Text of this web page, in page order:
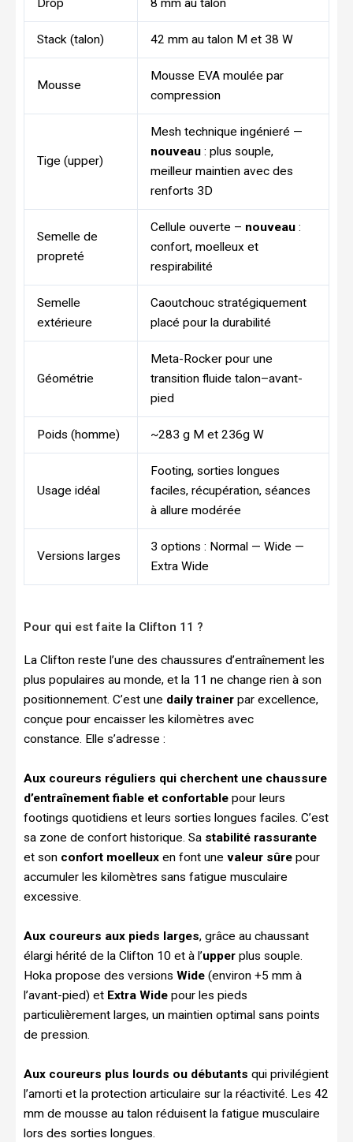
Drop 8 mm au talon
Stack (talon) 42 mm au talon M et 38 W
Mousse
Mousse EVA moulée par
compression
Tige (upper)
Mesh technique ingénieré —
nouveau: plus souple,
meilleur maintien avec des
renforts 3D
Semelle de
propreté
Cellule ouverte – nouveau:
confort, moelleux et
respirabilité
Semelle
extérieure
Caoutchouc stratégiquement
placé pour la durabilité
Géométrie
Meta-Rocker pour une
transition fluide talon–avant-
pied
Poids (homme) ~283 g M et 236g W
Usage idéal
Footing, sorties longues
faciles, récupération, séances
à allure modérée
Versions larges
3 options : Normal — Wide —
Extra Wide
Pour qui est faite la Clifton 11 ?
La Clifton reste l’une des chaussures d’entraînement les
plus populaires au monde, et la 11 ne change rien à son
positionnement. C’est une daily trainer par excellence,
conçue pour encaisser les kilomètres avec
constance. Elle s’adresse :
Aux coureurs réguliers qui cherchent une chaussure
d’entraînement fiable et confortable pour leurs
footings quotidiens et leurs sorties longues faciles. C’est
sa zone de confort historique. Sa stabilité rassurante
et son confort moelleux en font une valeur sûre pour
accumuler les kilomètres sans fatigue musculaire
excessive.
Aux coureurs aux pieds larges, grâce au chaussant
élargi hérité de la Clifton 10 et à l’upper plus souple.
Hoka propose des versions Wide (environ +5 mm à
l’avant-pied) et Extra Wide pour les pieds
particulièrement larges, un maintien optimal sans points
de pression.
Aux coureurs plus lourds ou débutants qui privilégient
l’amorti et la protection articulaire sur la réactivité. Les 42
mm de mousse au talon réduisent la fatigue musculaire
lors des sorties longues.